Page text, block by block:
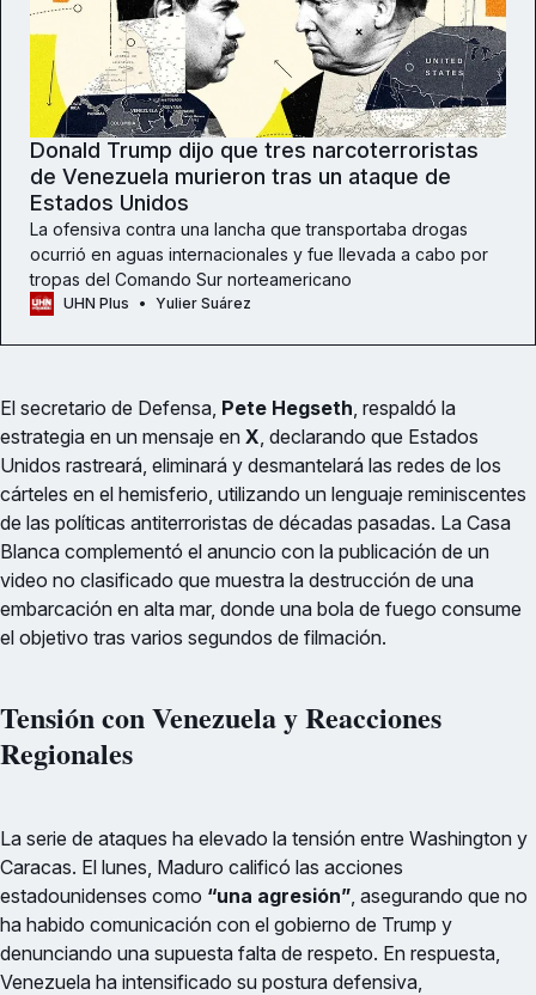
Donald Trump dijo que tres narcoterroristas
de Venezuela murieron tras un ataque de
Estados Unidos
La ofensiva contra una lancha que transportaba drogas
ocurrió en aguas internacionales y fue llevada a cabo por
tropas del Comando Sur norteamericano
UHN Plus Yulier Suárez
El secretario de Defensa, Pete Hegseth, respaldó la
estrategia en un mensaje en X, declarando que Estados
Unidos rastreará, eliminará y desmantelará las redes de los
cárteles en el hemisferio, utilizando un lenguaje reminiscentes
de las políticas antiterroristas de décadas pasadas. La Casa
Blanca complementó el anuncio con la publicación de un
video no clasificado que muestra la destrucción de una
embarcación en alta mar, donde una bola de fuego consume
el objetivo tras varios segundos de filmación.
Tensión con Venezuela y Reacciones
Regionales
La serie de ataques ha elevado la tensión entre Washington y
Caracas. El lunes, Maduro calificó las acciones
estadounidenses como “una agresión”, asegurando que no
ha habido comunicación con el gobierno de Trump y
denunciando una supuesta falta de respeto. En respuesta,
Venezuela ha intensificado su postura defensiva,